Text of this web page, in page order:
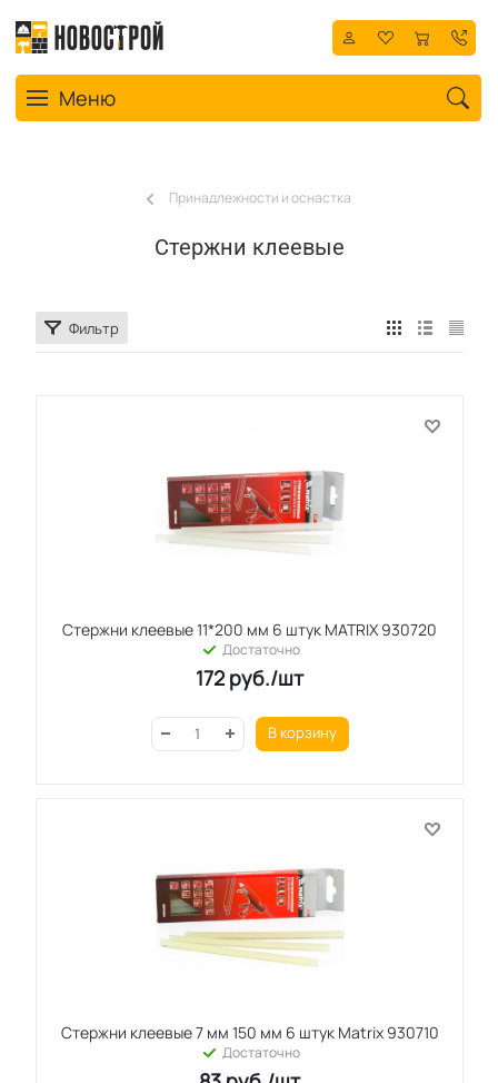
Toggle navigation
Меню
Принадлежности и оснастка
Стержни клеевые
Фильтр
Стержни клеевые 11*200 мм 6 штук MATRIX 930720
Достаточно
172руб./шт
В корзину
Стержни клеевые 7 мм 150 мм 6 штук Matrix 930710
Достаточно